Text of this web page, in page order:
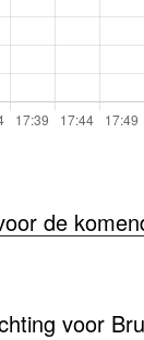
de
voor